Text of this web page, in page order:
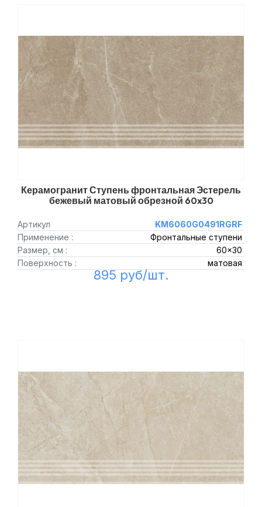
Керамогранит Ступень фронтальная Эстерель
бежевый матовый обрезной 60x30
Артикул
KM6060G0491RGRF
Применение :
Фронтальные ступени
Размер, см :
60x30
Поверхность :
матовая
895 руб/шт.